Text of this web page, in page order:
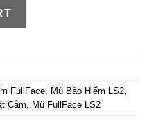
Solid Đen Nhám mạnh mẽ
FullFace Mũ Bảo Hiểm LS2
Cằm Mũ FullFace LS2